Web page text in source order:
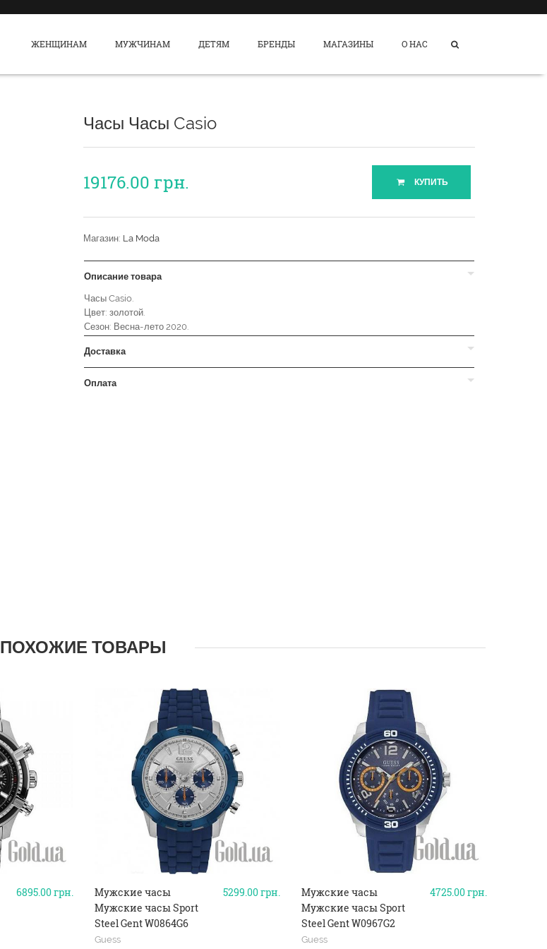
ЖЕНЩИНАМ МУЖЧИНАМ ДЕТЯМ БРЕНДЫ МАГАЗИНЫ О НАС
Часы Часы Casio
19176.00 грн. КУПИТЬ
Магазин: La Moda
Описание товара
Часы Casio.
Цвет: золотой.
Сезон: Весна-лето 2020.
Доставка
Оплата
ПОХОЖИЕ ТОВАРЫ
6895.00грн. 5299.00грн.
Мужские часы
Мужские часы Sport
Steel Gent W0864G6
Guess
4725.00грн.
Мужские часы
Мужские часы Sport
Steel Gent W0967G2
Guess